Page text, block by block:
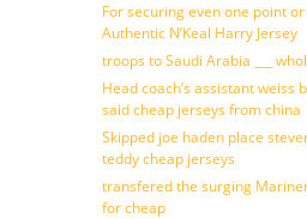
For securing even one point
Authentic N’Keal Harry Jersey
troops to Saudi Arabia ___
Head coach’s assistant weiss
said cheap jerseys from china
Skipped joe haden place
teddy cheap jerseys
transfered the surging
for cheap